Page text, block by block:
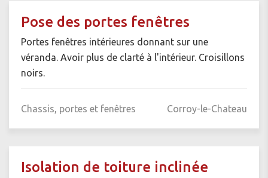
Pose des portes fenêtres
Portes fenêtres intérieures donnant sur une
véranda. Avoir plus de clarté à l'intérieur. Croisillons
noirs.
Chassis, portes et fenêtres Corroy-le-Chateau
Isolation de toiture inclinée